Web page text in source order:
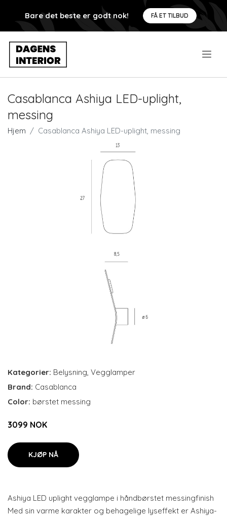
Bare det beste er godt nok! FÅ ET TILBUD
Casablanca Ashiya LED-uplight,
messing
Hjem Casablanca Ashiya LED-uplight, messing
Kategorier: Belysning, Vegglamper
Brand: Casablanca
Color: børstet messing
3099 NOK
KJØP NÅ
Ashiya LED uplight vegglampe i håndbørstet messingfinish
Med sin varme karakter og behagelige lyseffekt er Ashiya-